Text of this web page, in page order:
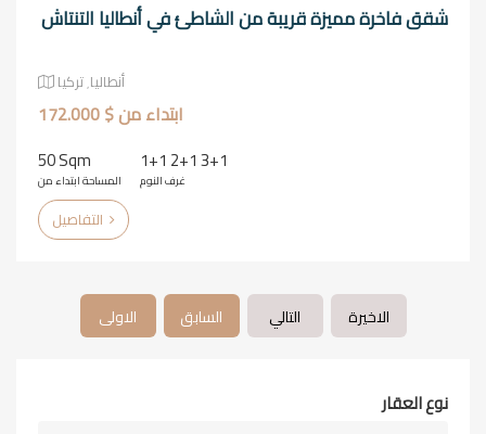
شقق فاخرة مميزة قريبة من الشاطئ في أنطاليا التنتاش
أنطاليا٬ تركيا
ابتداء من $ 172.000
50 Sqm
المساحة ابتداء من
1+1 2+1 3+1
غرف النوم
الاولى السابق التالي الاخيرة
نوع العقار